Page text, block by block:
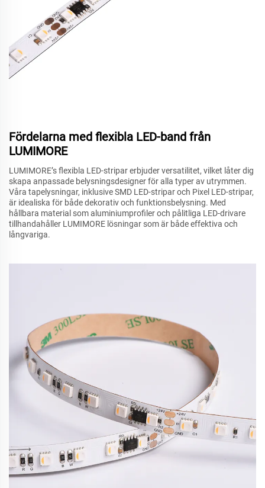
Fördelarna med flexibla LED-band från
LUMIMORE
LUMIMORE’s flexibla LED-stripar erbjuder versatilitet, vilket låter dig
skapa anpassade belysningsdesigner för alla typer av utrymmen.
Våra tapelysningar, inklusive SMD LED-stripar och Pixel LED-stripar,
är idealiska för både dekorativ och funktionsbelysning. Med
hållbara material som aluminiumprofiler och pålitliga LED-drivare
tillhandahåller LUMIMORE lösningar som är både effektiva och
långvariga.